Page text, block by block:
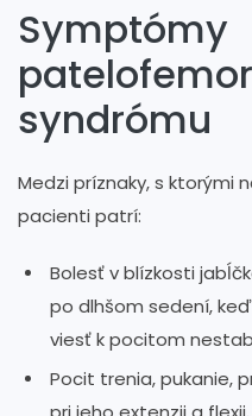
Symptómy
syndrómu
Medzi príznaky, s ktorými
pacienti patrí:
Bolesť v blízkosti
po dlhšom sedení,
viesť k pocitom
Pocit trenia, pukanie,